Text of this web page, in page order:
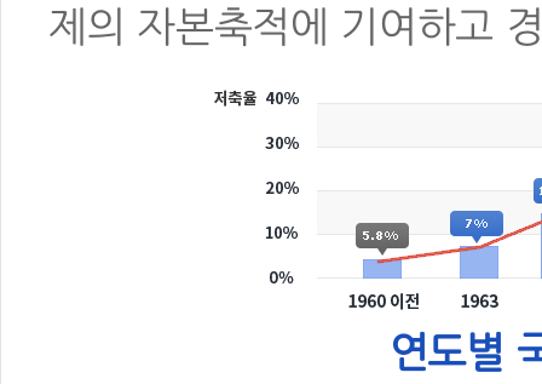
제의 자본축적에 기여하고
연도별